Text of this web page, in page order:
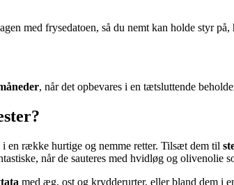
med frysedatoen, så du nemt kan holde styr
, når det opbevares i en tætsluttende
en række hurtige og nemme retter. Tilsæt dem til
når de sauteres med hvidløg og olivenolie
med æg, ost og krydderurter, eller bland dem i